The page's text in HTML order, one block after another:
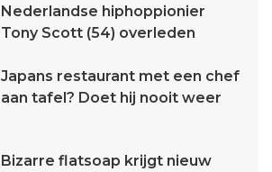
Nederlandse hiphoppionier
Tony Scott (54) overleden
Japans restaurant met een chef
aan tafel? Doet hij nooit weer
Bizarre flatsoap krijgt nieuw